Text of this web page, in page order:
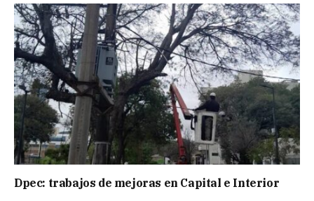
Dpec: trabajos de mejoras en Capital e Interior